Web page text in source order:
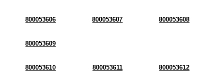
800053606 800053607 800053608
800053609
800053610 800053611 800053612